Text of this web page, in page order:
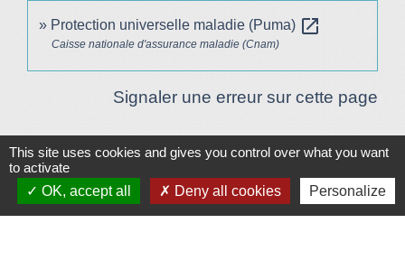
Protection universelle maladie (Puma) open_in_new
Caisse nationale d'assurance maladie (Cnam)
Signaler une erreur sur cette page
Plan/Accès
© OpenStreetMap
Contacts
This site uses cookies and gives you control over what you want
to activate
OK, accept all
Deny all cookies Personalize